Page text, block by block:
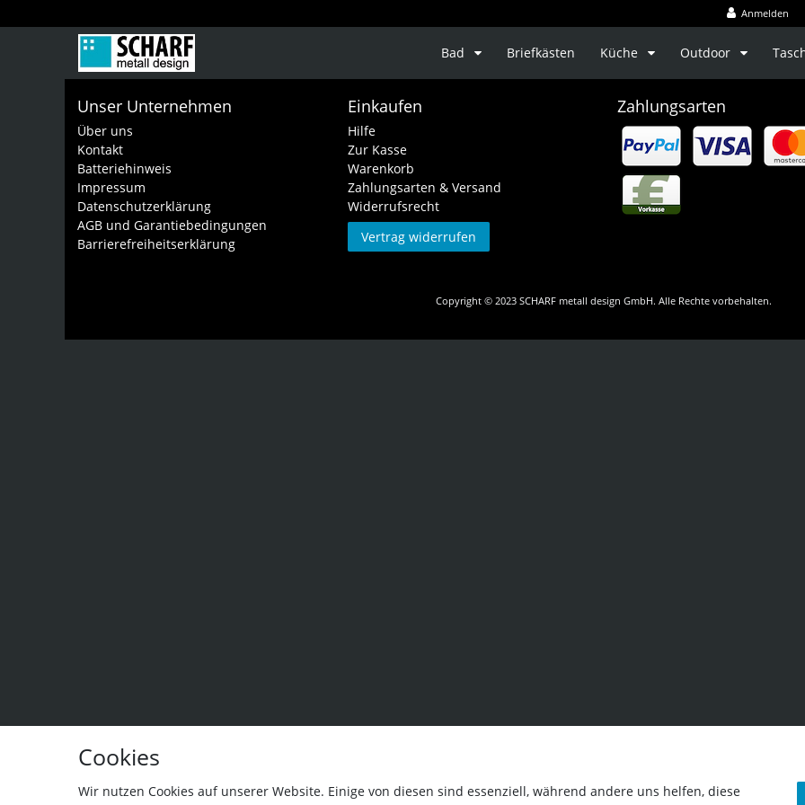
Anmelden
Bad Briefkästen Küche Outdoor
Unser Unternehmen
Über uns
Kontakt
Batteriehinweis
Impressum
Datenschutzerklärung
AGB und Garantiebedingungen
Barrierefreiheitserklärung
Einkaufen
Hilfe
Zur Kasse
Warenkorb
Zahlungsarten & Versand
Widerrufsrecht
Vertrag widerrufen
Zahlungsarten
Copyright © 2023 SCHARF metall design GmbH. Alle Rechte vorbehalten.
Cookies
Wir nutzen Cookies auf unserer Website. Einige von diesen sind essenziell, während andere uns helfen, diese